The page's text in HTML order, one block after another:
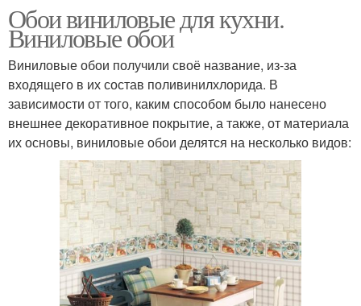
Обои виниловые для кухни.
Виниловые обои
Виниловые обои получили своё название, из-за
входящего в их состав поливинилхлорида. В
зависимости от того, каким способом было нанесено
внешнее декоративное покрытие, а также, от материала
их основы, виниловые обои делятся на несколько видов: